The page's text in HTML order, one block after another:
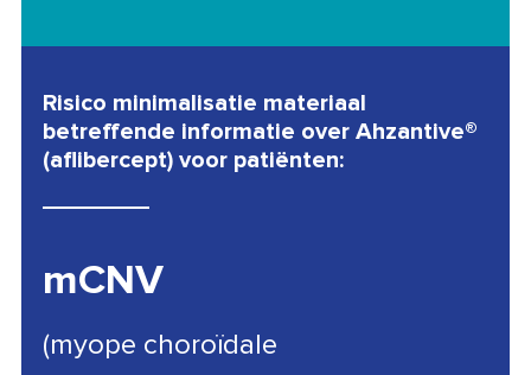
Risico minimalisatie materiaal
betreffende informatie over Ahzantive®
(aflibercept) voor patiënten:
mCNV
(myope choroïdale